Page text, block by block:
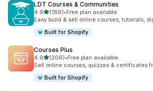
LDT Courses & Communities
4.9별 5개 중
(186)
총 리뷰 186개
•Free plan available
Easy build & sell online courses, tutorials,
Built for Shopify
Courses Plus
4.9별 5개 중
(206)
총 리뷰 206개
•Free plan available
Sell online courses, quizzes & certificates
Built for Shopify